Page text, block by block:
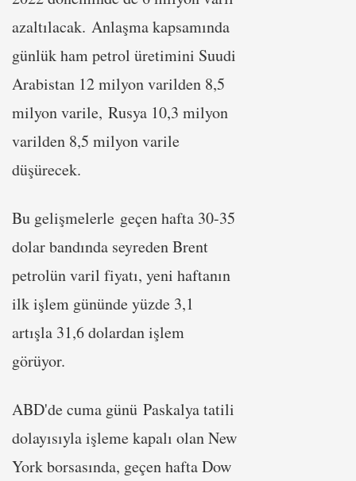
azaltılacak. Anlaşma kapsamında
günlük ham petrol üretimini Suudi
Arabistan 12 milyon varilden 8,5
milyon varile, Rusya 10,3 milyon
varilden 8,5 milyon varile
düşürecek.
Bu gelişmelerle geçen hafta 30-35
dolar bandında seyreden Brent
petrolün varil fiyatı, yeni haftanın
ilk işlem gününde yüzde 3,1
artışla 31,6 dolardan işlem
görüyor.
ABD'de cuma günü Paskalya tatili
dolayısıyla işleme kapalı olan New
York borsasında, geçen hafta Dow